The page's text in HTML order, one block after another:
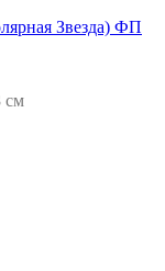
Звезда) ФП
см